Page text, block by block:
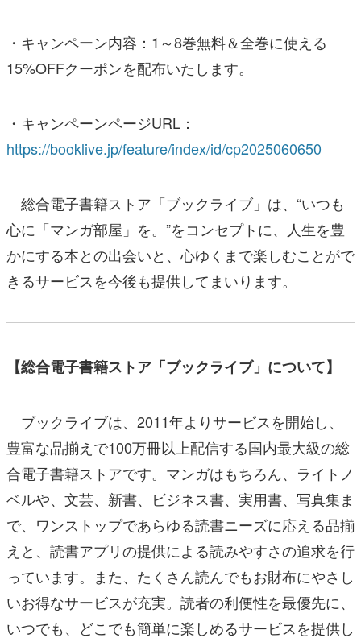
・キャンペーン内容：1～8巻無料＆全巻に使える
15%OFFクーポンを配布いたします。
・キャンペーンページURL：
https://booklive.jp/feature/index/id/cp2025060650
総合電子書籍ストア「ブックライブ」は、“いつも
心に「マンガ部屋」を。”をコンセプトに、人生を豊
かにする本との出会いと、心ゆくまで楽しむことがで
きるサービスを今後も提供してまいります。
【総合電子書籍ストア「ブックライブ」について】
ブックライブは、2011年よりサービスを開始し、
豊富な品揃えで100万冊以上配信する国内最大級の総
合電子書籍ストアです。マンガはもちろん、ライトノ
ベルや、文芸、新書、ビジネス書、実用書、写真集ま
で、ワンストップであらゆる読書ニーズに応える品揃
えと、読書アプリの提供による読みやすさの追求を行
っています。また、たくさん読んでもお財布にやさし
いお得なサービスが充実。読者の利便性を最優先に、
いつでも、どこでも簡単に楽しめるサービスを提供し